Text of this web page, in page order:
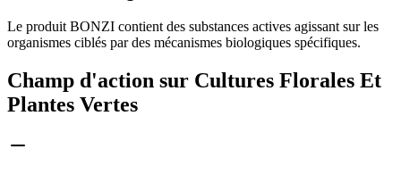
Le produit BONZI contient des substances actives agissant sur les
organismes ciblés par des mécanismes biologiques spécifiques.
Champ d'action sur Cultures Florales Et
Plantes Vertes